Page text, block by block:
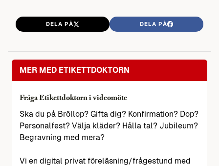
DELA PÅ DELA PÅ
MER MED ETIKETTDOKTORN
Fråga Etikettdoktorn i videomöte
Ska du på Bröllop? Gifta dig? Konfirmation? Dop?
Personalfest? Välja kläder? Hålla tal? Jubileum?
Begravning med mera?
Vi en digital privat föreläsning/frågestund med